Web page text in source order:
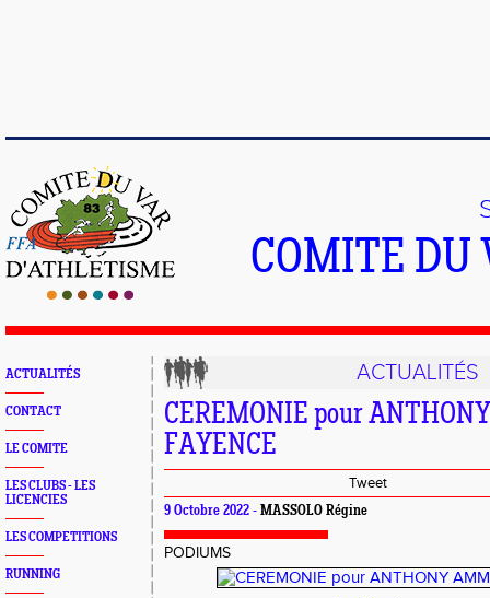
COMITE
ACTUALITÉS
CONTACT
LE COMITE
LES CLUBS - LES
LICENCIES
LES COMPETITIONS
RUNNING
ACTUALITÉS
CEREMONIE pour
FAYENCE
Tweet
9 Octobre 2022 - MASSOLO Régine
PODIUMS